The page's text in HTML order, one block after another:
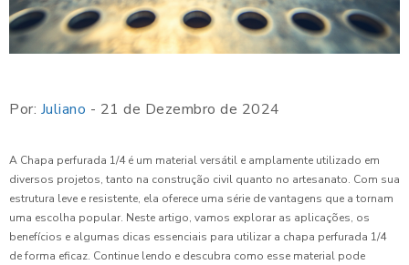
Por: Juliano - 21 de Dezembro de 2024
A Chapa perfurada 1/4 é um material versátil e amplamente utilizado em
diversos projetos, tanto na construção civil quanto no artesanato. Com sua
estrutura leve e resistente, ela oferece uma série de vantagens que a tornam
uma escolha popular. Neste artigo, vamos explorar as aplicações, os
benefícios e algumas dicas essenciais para utilizar a chapa perfurada 1/4
de forma eficaz. Continue lendo e descubra como esse material pode